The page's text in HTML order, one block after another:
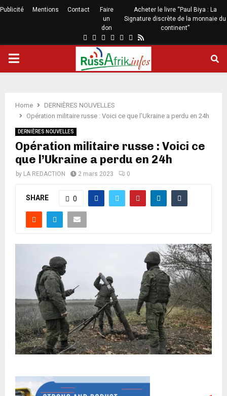
Publicité Mentions Contact
Faire
un
don
Acheter le livre “Paul Biya : La
Signature discrète de la monnaie du
continent”
Home
DERNIÈRES NOUVELLES
Opération militaire russe : Voici ce que l’Ukraine a perdu en 24h
DERNIÈRES NOUVELLES
Opération militaire russe : Voici ce
que l’Ukraine a perdu en 24h
by LA REDACTION 2 mars 2023 0
SHARE 0